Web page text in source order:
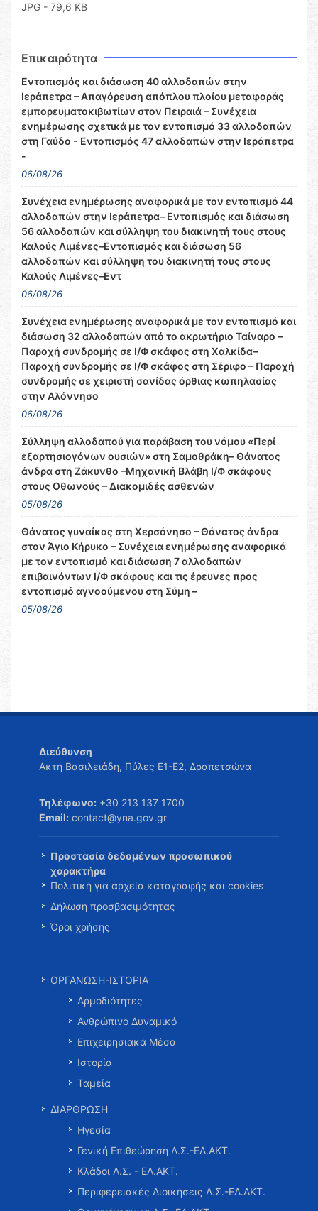
JPG - 79,6 KB
Επικαιρότητα
Εντοπισμός και διάσωση 40 αλλοδαπών στην
Ιεράπετρα – Απαγόρευση απόπλου πλοίου μεταφοράς
εμπορευματοκιβωτίων στον Πειραιά – Συνέχεια
ενημέρωσης σχετικά με τον εντοπισμό 33 αλλοδαπών
στη Γαύδο - Εντοπισμός 47 αλλοδαπών στην Ιεράπετρα
-
06/08/26
Συνέχεια ενημέρωσης αναφορικά με τον εντοπισμό 44
αλλοδαπών στην Ιεράπετρα– Εντοπισμός και διάσωση
56 αλλοδαπών και σύλληψη του διακινητή τους στους
Καλούς Λιμένες–Εντοπισμός και διάσωση 56
αλλοδαπών και σύλληψη του διακινητή τους στους
Καλούς Λιμένες–Εντ
06/08/26
Συνέχεια ενημέρωσης αναφορικά με τον εντοπισμό και
διάσωση 32 αλλοδαπών από το ακρωτήριο Ταίναρο –
Παροχή συνδρομής σε Ι/Φ σκάφος στη Χαλκίδα–
Παροχή συνδρομής σε Ι/Φ σκάφος στη Σέριφο – Παροχή
συνδρομής σε χειριστή σανίδας όρθιας κωπηλασίας
στην Αλόννησο
06/08/26
Σύλληψη αλλοδαπού για παράβαση του νόμου «Περί
εξαρτησιογόνων ουσιών» στη Σαμοθράκη– Θάνατος
άνδρα στη Ζάκυνθο –Μηχανική Βλάβη Ι/Φ σκάφους
στους Οθωνούς – Διακομιδές ασθενών
05/08/26
Θάνατος γυναίκας στη Χερσόνησο – Θάνατος άνδρα
στον Άγιο Κήρυκο – Συνέχεια ενημέρωσης αναφορικά
με τον εντοπισμό και διάσωση 7 αλλοδαπών
επιβαινόντων Ι/Φ σκάφους και τις έρευνες προς
εντοπισμό αγνοούμενου στη Σύμη –
05/08/26
Διεύθυνση
Ακτή Βασιλειάδη, Πύλες Ε1-Ε2, Δραπετσώνα
Τηλέφωνο: +30 213 137 1700
Email: contact@yna.gov.gr
Προστασία δεδομένων προσωπικού
χαρακτήρα
Πολιτική για αρχεία καταγραφής και cookies
Δήλωση προσβασιμότητας
Όροι χρήσης
ΟΡΓΑΝΩΣΗ-ΙΣΤΟΡΙΑ
Αρμοδιότητες
Ανθρώπινο Δυναμικό
Επιχειρησιακά Μέσα
Ιστορία
Ταμεία
ΔΙΑΡΘΡΩΣΗ
Ηγεσία
Γενική Επιθεώρηση Λ.Σ.-ΕΛ.ΑΚΤ.
Κλάδοι Λ.Σ. - ΕΛ.ΑΚΤ.
Περιφερειακές Διοικήσεις Λ.Σ.-ΕΛ.ΑΚΤ.